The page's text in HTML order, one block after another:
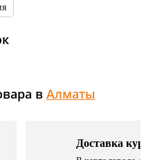
в Алматы
Доставка